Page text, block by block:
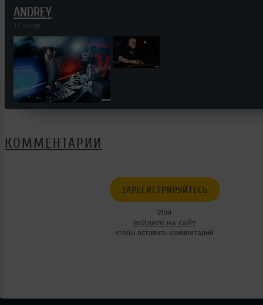
ANDREY
11 июля
КОММЕНТАРИИ
ЗАРЕГИСТРИРУЙТЕСЬ
Или
войдите на сайт
чтобы оставить комментарий